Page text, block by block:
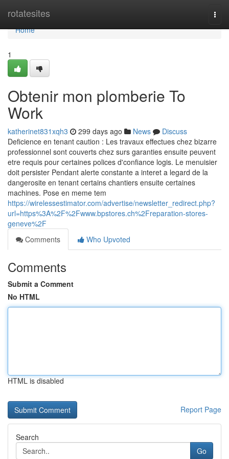
rotatesites
Home
Home
1
Obtenir mon plomberie To
Work
katherinet831xqh3 299 days ago News
Discuss
Deficience en tenant caution : Les travaux effectues chez bizarre
professionnel sont couverts chez surs garanties ensuite peuvent
etre requis pour certaines polices d'confiance logis. Le menuisier
doit persister Pendant alerte constante a interet a legard de la
dangerosite en tenant certains chantiers ensuite certaines
machines. Pose en meme tem
https://wirelessestimator.com/advertise/newsletter_redirect.php?
url=https%3A%2F%2Fwww.bpstores.ch%2Freparation-stores-
geneve%2F
Comments
Who Upvoted
Comments
Submit a Comment
No HTML
HTML is disabled
Report Page
Search
Go